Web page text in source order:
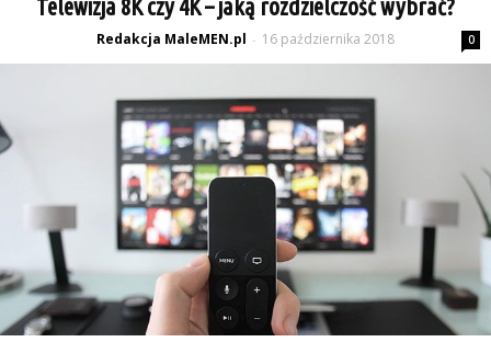
Telewizja 8K czy 4K – jaką rozdzielczość wybrać?
Redakcja MaleMEN.pl - 16 października 2018 0